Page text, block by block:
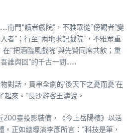
南門“讀者戲院”，不雅眾從“傍觀者”變
者”；行至“兩地求記戲院”，不雅眾重
在“把酒臨風戲院”與先賢同席共飲；重
誰與回”的千古一問……
對話，貫串全劇的‘後天下之憂而憂’在
來。”長沙游客王濤說。
200臺投影裝備，《今上岳陽樓》以活
。正如總導演李彥所言：“科技是筆，